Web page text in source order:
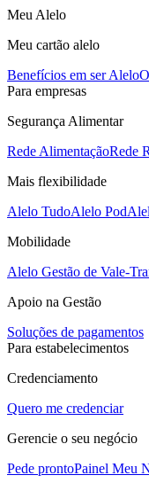
Meu Alelo
Meu cartão alelo
Benefícios em ser Alelo
Para empresas
Segurança Alimentar
Rede AlimentaçãoRede
Mais flexibilidade
Alelo TudoAlelo Pod
Mobilidade
Alelo Gestão de Vale-
Apoio na Gestão
Soluções de pagamentos
Para estabelecimentos
Credenciamento
Quero me credenciar
Gerencie o seu negócio
Pede prontoPainel Meu